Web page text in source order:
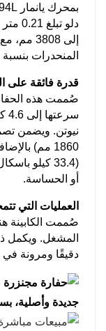
ساعة عمل،
قدرة محسّنة
مستقرًا على
هبوط.
ميزات أمان
نيوتن. ويساهم
الخلفية في
دلو
إلى
المنحدرات بنسبة 70% لأداء مستقر على المنحدرات.
قدرة فائقة على
صُممت هذه
1860 مم)
(33.4 كيلو
أو الحساسة.
العمليات التي
صُممت الكابينة
المشغل. ويكمل
دقيقًا ومرونة